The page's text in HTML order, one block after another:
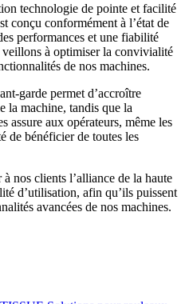
technologie de pointe et facilité
conçu conformément à l’état de
performances et une fiabilité
veillons à optimiser la convivialité
de nos machines.
garde permet d’accroître
la machine, tandis que la
assure aux opérateurs, même les
de bénéficier de toutes les
nos clients l’alliance de la haute
d’utilisation, afin qu’ils puissent
avancées de nos machines.